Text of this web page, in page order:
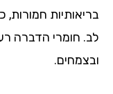
בריאותיות חמורות,
לב. חומרי הדברה
ובצמחים.